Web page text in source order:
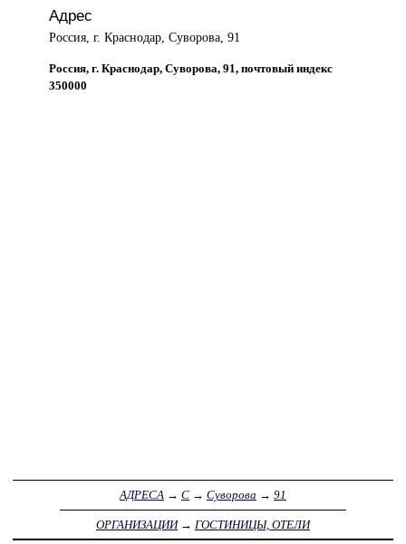
Адрес
Россия, г. Краснодар, Суворова, 91
Россия, г. Краснодар, Суворова, 91, почтовый индекс
350000
АДРЕСА → С → Суворова → 91
ОРГАНИЗАЦИИ→ ГОСТИНИЦЫ, ОТЕЛИ